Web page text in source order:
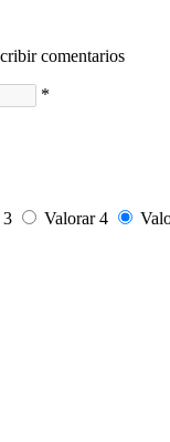
comentarios
*
3 Valorar 4